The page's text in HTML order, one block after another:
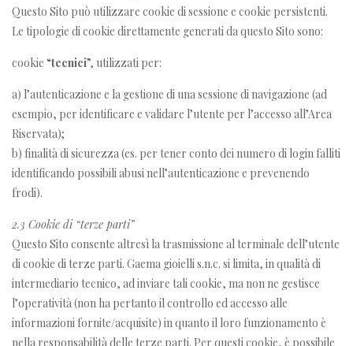
Questo Sito può utilizzare cookie di sessione e cookie persistenti.
Le tipologie di cookie direttamente generati da questo Sito sono:
cookie “tecnici”, utilizzati per:
a) l’autenticazione e la gestione di una sessione di navigazione (ad
esempio, per identificare e validare l’utente per l’accesso all’Area
Riservata);
b) finalità di sicurezza (es. per tener conto dei numero di login falliti
identificando possibili abusi nell’autenticazione e prevenendo
frodi).
2.3 Cookie di “terze parti”
Questo Sito consente altresì la trasmissione al terminale dell’utente
di cookie di terze parti. Gaema gioielli s.n.c. si limita, in qualità di
intermediario tecnico, ad inviare tali cookie, ma non ne gestisce
l’operatività (non ha pertanto il controllo ed accesso alle
informazioni fornite/acquisite) in quanto il loro funzionamento è
nella responsabilità delle terze parti. Per questi cookie, è possibile